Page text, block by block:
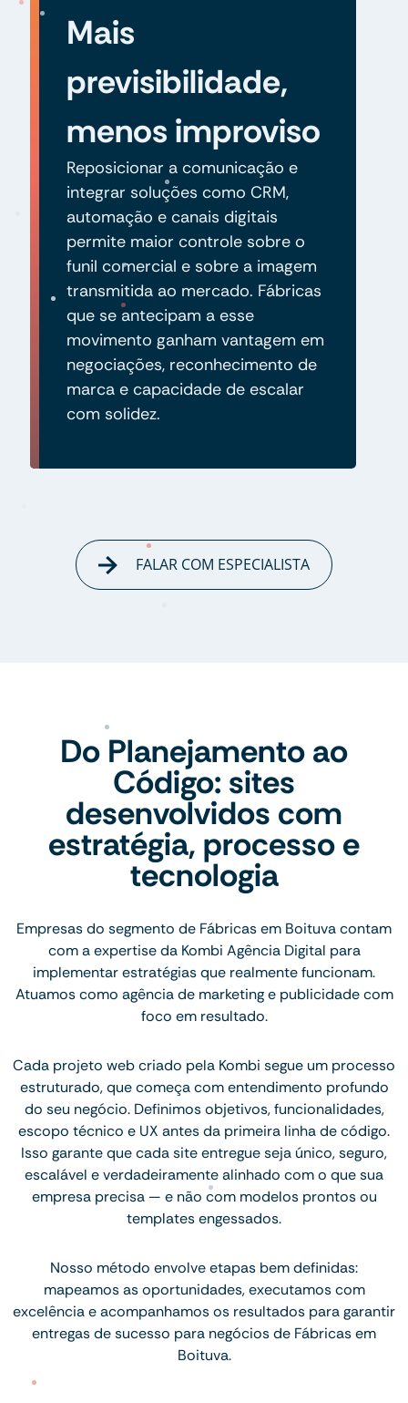
Mais
previsibilidade,
menos improviso
Reposicionar a comunicação e
integrar soluções como CRM,
automação e canais digitais
permite maior controle sobre o
funil comercial e sobre a imagem
transmitida ao mercado. Fábricas
que se antecipam a esse
movimento ganham vantagem em
negociações, reconhecimento de
marca e capacidade de escalar
com solidez.
FALAR COM ESPECIALISTA
Do Planejamento ao
Código: sites
desenvolvidos com
estratégia, processo e
tecnologia
Empresas do segmento de Fábricas em Boituva contam
com a expertise da Kombi Agência Digital para
implementar estratégias que realmente funcionam.
Atuamos como agência de marketing e publicidade com
foco em resultado.
Cada projeto web criado pela Kombi segue um processo
estruturado, que começa com entendimento profundo
do seu negócio. Definimos objetivos, funcionalidades,
escopo técnico e UX antes da primeira linha de código.
Isso garante que cada site entregue seja único, seguro,
escalável e verdadeiramente alinhado com o que sua
empresa precisa — e não com modelos prontos ou
templates engessados.
Nosso método envolve etapas bem definidas:
mapeamos as oportunidades, executamos com
excelência e acompanhamos os resultados para garantir
entregas de sucesso para negócios de Fábricas em
Boituva.